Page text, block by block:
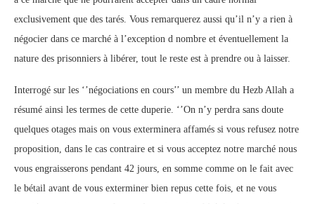
exclusivement que des tarés. Vous remarquerez aussi qu’il n’y a rien à
négocier dans ce marché à l’exception d nombre et éventuellement la
nature des prisonniers à libérer, tout le reste est à prendre ou à laisser.
Interrogé sur les ‘’négociations en cours’’ un membre du Hezb Allah a
résumé ainsi les termes de cette duperie. ‘’On n’y perdra sans doute
quelques otages mais on vous exterminera affamés si vous refusez notre
proposition, dans le cas contraire et si vous acceptez notre marché nous
vous engraisserons pendant 42 jours, en somme comme on le fait avec
le bétail avant de vous exterminer bien repus cette fois, et ne vous